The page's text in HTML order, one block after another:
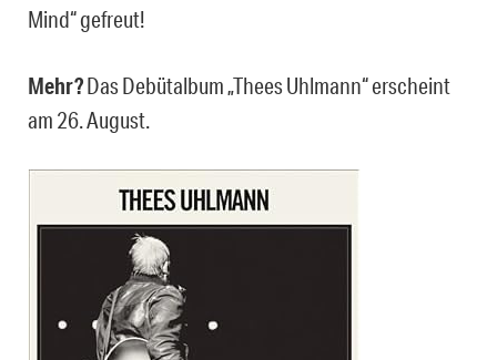
Mind“ gefreut!
Mehr?Das Debütalbum „Thees Uhlmann“ erscheint
am 26. August.